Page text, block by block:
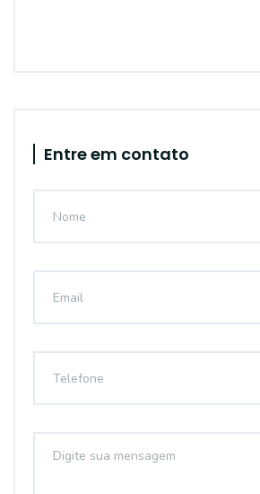
Entre em contato